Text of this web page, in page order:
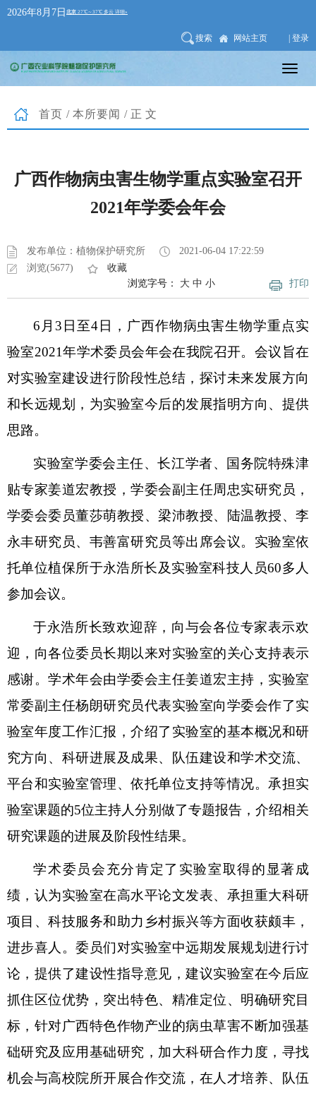
2026年8月7日
搜索 网站主页 | 登录
首页 / 本所要闻 /正文
广西作物病虫害生物学重点实验室召开
2021年学委会年会
发布单位：植物保护研究所
2021-06-04 17:22:59
浏览(5677)
收藏
打印
浏览字号： 大 中 小
6月3日至4日，广西作物病虫害生物学重点实
验室2021年学术委员会年会在我院召开。会议旨在
对实验室建设进行阶段性总结，探讨未来发展方向
和长远规划，为实验室今后的发展指明方向、提供
思路。
实验室学委会主任、长江学者、国务院特殊津
贴专家姜道宏教授，学委会副主任周忠实研究员，
学委会委员董莎萌教授、梁沛教授、陆温教授、李
永丰研究员、韦善富研究员等出席会议。实验室依
托单位植保所于永浩所长及实验室科技人员60多人
参加会议。
于永浩所长致欢迎辞，向与会各位专家表示欢
迎，向各位委员长期以来对实验室的关心支持表示
感谢。学术年会由学委会主任姜道宏主持，实验室
常委副主任杨朗研究员代表实验室向学委会作了实
验室年度工作汇报，介绍了实验室的基本概况和研
究方向、科研进展及成果、队伍建设和学术交流、
平台和实验室管理、依托单位支持等情况。承担实
验室课题的5位主持人分别做了专题报告，介绍相关
研究课题的进展及阶段性结果。
学术委员会充分肯定了实验室取得的显著成
绩，认为实验室在高水平论文发表、承担重大科研
项目、科技服务和助力乡村振兴等方面收获颇丰，
进步喜人。委员们对实验室中远期发展规划进行讨
论，提供了建设性指导意见，建议实验室在今后应
抓住区位优势，突出特色、精准定位、明确研究目
标，针对广西特色作物产业的病虫草害不断加强基
础研究及应用基础研究，加大科研合作力度，寻找
机会与高校院所开展合作交流，在人才培养、队伍